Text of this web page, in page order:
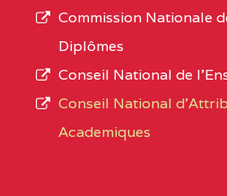
Commission Nationale
Diplômes
Conseil National de
Conseil National
Academiques